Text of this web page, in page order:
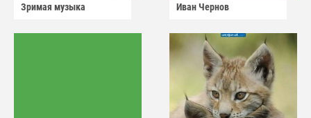
Зримая музыка Иван Чернов